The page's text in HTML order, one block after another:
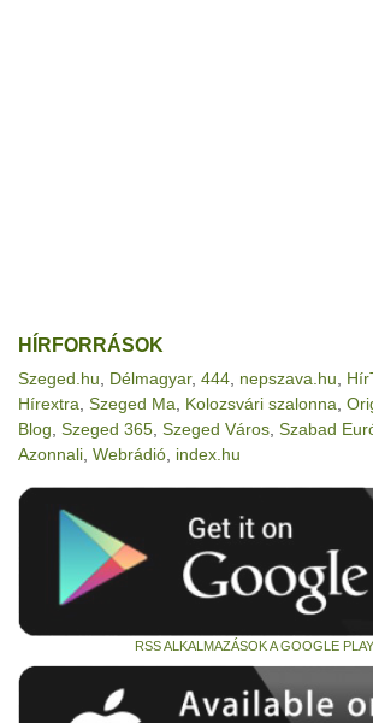
HÍRFORRÁSOK
Szeged.hu Délmagyar, 444 nepszava.hu
Hírextra Szeged Ma Kolozsvári szalonna
Blog Szeged 365 Szeged Város Szabad
Azonnali Webrádió index.hu
RSS ALKALMAZÁSOK A GOOGLE